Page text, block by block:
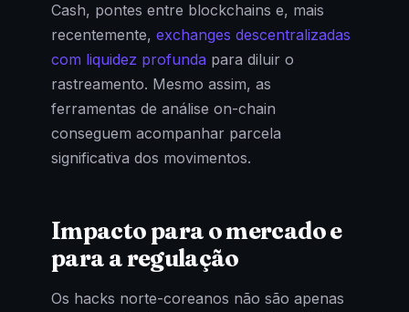
Cash, pontes entre blockchains e, mais
recentemente, exchanges descentralizadas
com liquidez profunda para diluir o
rastreamento. Mesmo assim, as
ferramentas de análise on-chain
conseguem acompanhar parcela
significativa dos movimentos.
Impacto para o mercado e
para a regulação
Os hacks norte-coreanos não são apenas